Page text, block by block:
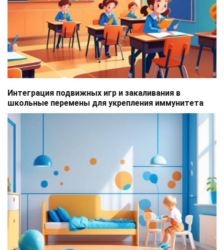
Интеграция подвижных игр и закаливания в
школьные перемены для укрепления иммунитета